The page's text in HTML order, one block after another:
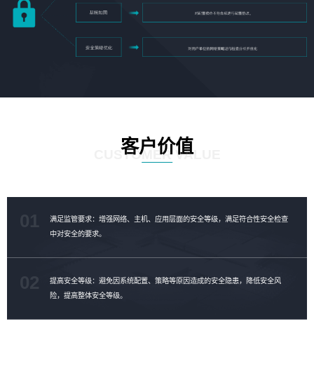
客户价值
CUSTOMER VALUE
满足监管要求：增强网络、主机、应用层面的安全等级，满足符合性安全检查
中对安全的要求。
提高安全等级：避免因系统配置、策略等原因造成的安全隐患，降低安全风
险，提高整体安全等级。